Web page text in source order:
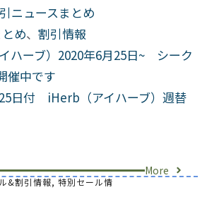
ニュースまとめ
め、割引情報
ハーブ）2020年6月25日~ シーク
催中です
日付 iHerb（アイハーブ）週替
More
&割引情報, 特別セール情